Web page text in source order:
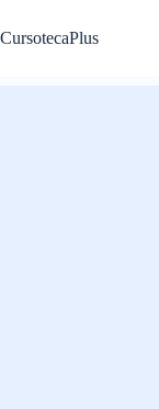
al
contenido
CursotecaPlus